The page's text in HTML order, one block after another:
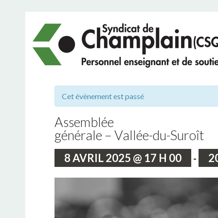
ARCHIVES
Cet évènement est passé
Assemblée
générale – Vallée-du-Suroît
8 AVRIL 2025 @ 17 H 00 -